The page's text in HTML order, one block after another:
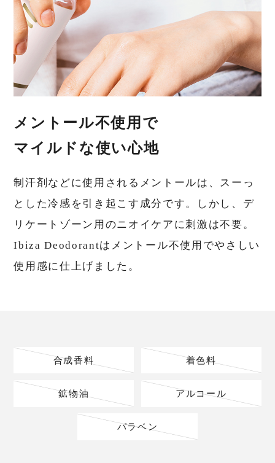
メントール不使用で
マイルドな使い心地
制汗剤などに使用されるメントールは、スーっ
とした冷感を引き起こす成分です。しかし、デ
リケートゾーン用のニオイケアに刺激は不要。
Ibiza Deodorantはメントール不使用でやさしい
使用感に仕上げました。
合成香料 着色料
鉱物油 アルコール
パラベン